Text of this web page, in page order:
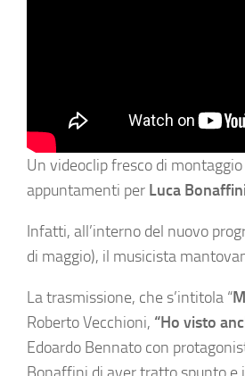
Un videoclip fresco di
appuntamenti per Luca Bonaffini
Infatti, all’interno del nuovo
di maggio), il musicista
La trasmissione, che s’intitola “
Roberto Vecchioni, “Ho visto
Edoardo Bennato con